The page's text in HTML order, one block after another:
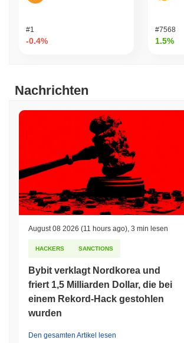
#1
-0.4%
#7568
1.5%
Nachrichten
August 08 2026 (11 hours ago), 3 min lesen
HACKERS SANCTIONS
Bybit verklagt Nordkorea und
friert 1,5 Milliarden Dollar, die bei
einem Rekord-Hack gestohlen
wurden
Den gesamten Artikel lesen